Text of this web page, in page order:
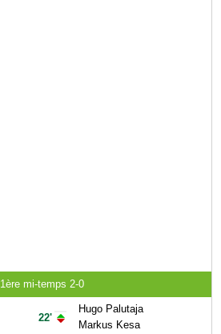
1ère mi-temps 2-0
22'
Hugo Palutaja
Markus Kesa